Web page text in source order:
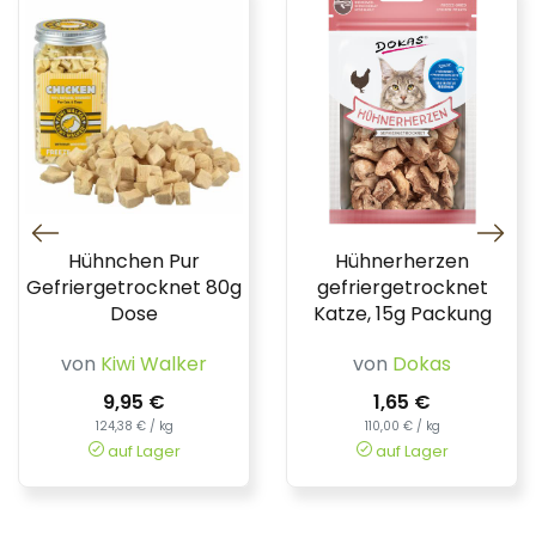
Hühnchen Pur
Gefriergetrocknet 80g
Dose
von Kiwi Walker
9,95 €
124,38 € / kg
auf Lager
Hühnerherzen
gefriergetrocknet
Katze, 15g Packung
von Dokas
1,65 €
110,00 € / kg
auf Lager